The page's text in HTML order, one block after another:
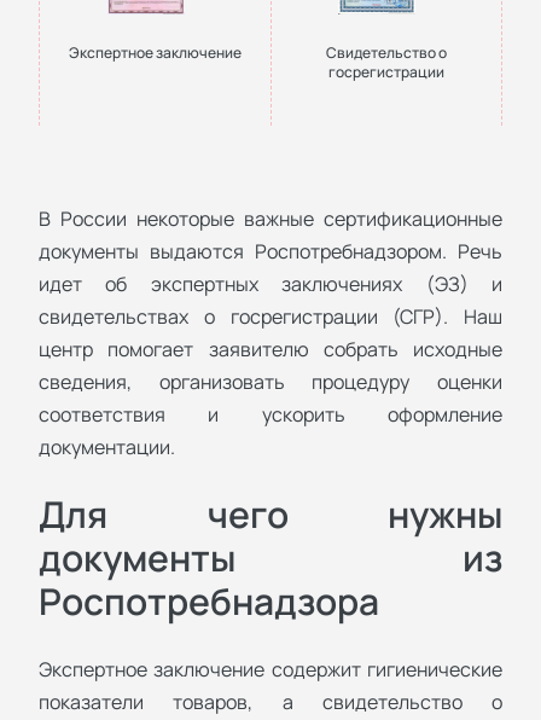
Экспертное заключение
Свидетельство о
госрегистрации
В России некоторые важные сертификационные
документы выдаются Роспотребнадзором. Речь
идет об экспертных заключениях (ЭЗ) и
свидетельствах о госрегистрации (СГР). Наш
центр помогает заявителю собрать исходные
сведения, организовать процедуру оценки
соответствия и ускорить оформление
документации.
Для чего нужны
документы из
Роспотребнадзора
Экспертное заключение содержит гигиенические
показатели товаров, а свидетельство о